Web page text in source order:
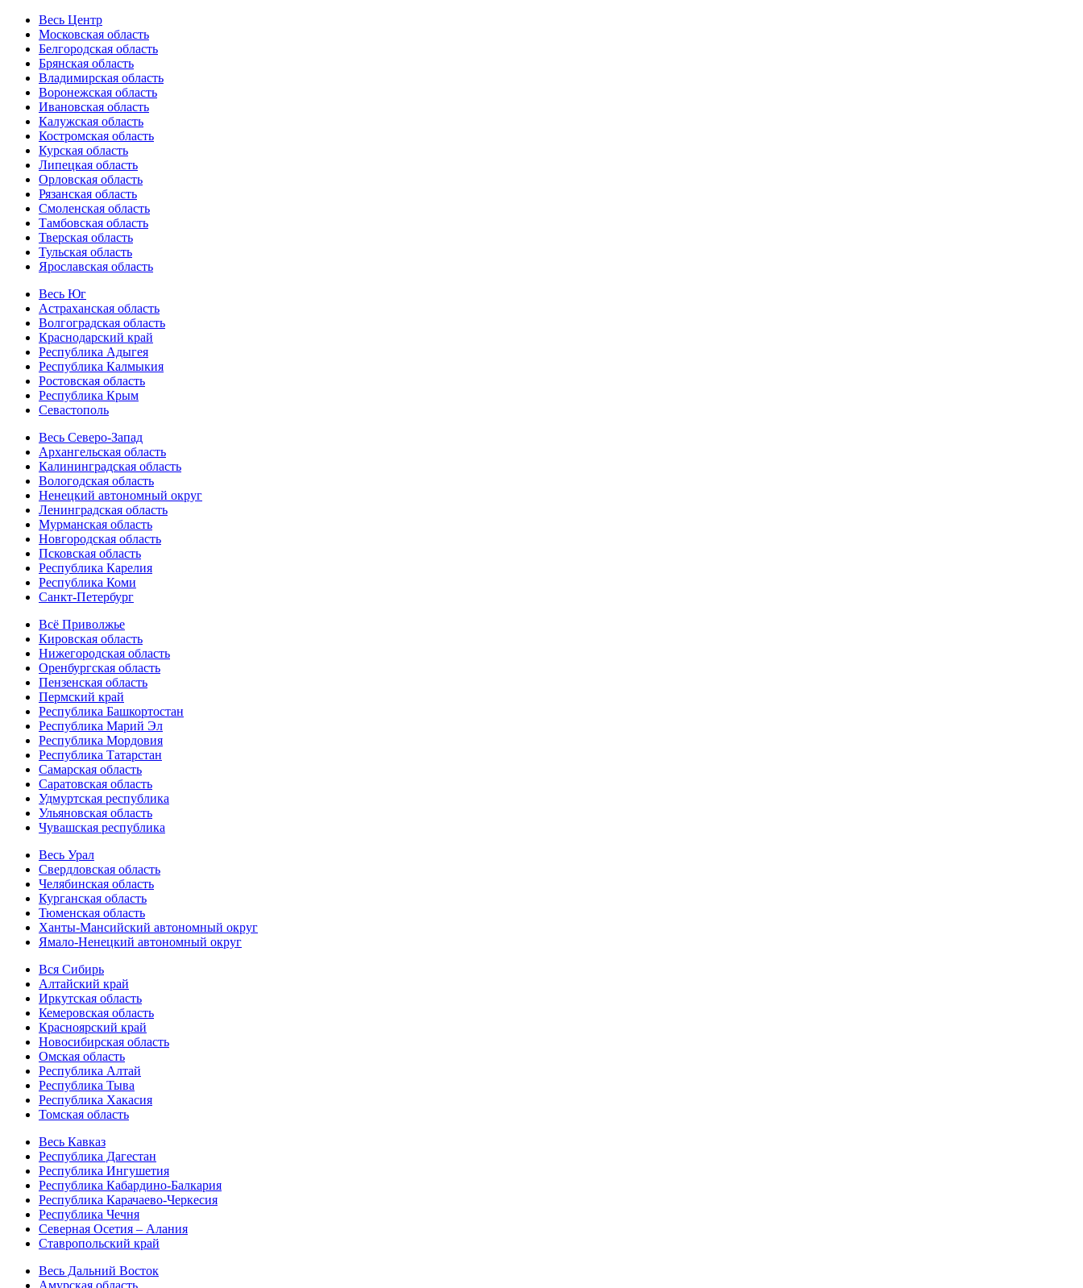
Весь Центр
Московская область
Белгородская область
Брянская область
Владимирская область
Воронежская область
Ивановская область
Калужская область
Костромская область
Курская область
Липецкая область
Орловская область
Рязанская область
Смоленская область
Тамбовская область
Тверская область
Тульская область
Ярославская область
Весь Юг
Астраханская область
Волгоградская область
Краснодарский край
Республика Адыгея
Республика Калмыкия
Ростовская область
Республика Крым
Севастополь
Весь Северо-Запад
Архангельская область
Калининградская область
Вологодская область
Ненецкий автономный округ
Ленинградская область
Мурманская область
Новгородская область
Псковская область
Республика Карелия
Республика Коми
Санкт-Петербург
Всё Приволжье
Кировская область
Нижегородская область
Оренбургская область
Пензенская область
Пермский край
Республика Башкортостан
Республика Марий Эл
Республика Мордовия
Республика Татарстан
Самарская область
Саратовская область
Удмуртская республика
Ульяновская область
Чувашская республика
Весь Урал
Свердловская область
Челябинская область
Курганская область
Тюменская область
Ханты-Мансийский автономный округ
Ямало-Ненецкий автономный округ
Вся Сибирь
Алтайский край
Иркутская область
Кемеровская область
Красноярский край
Новосибирская область
Омская область
Республика Алтай
Республика Тыва
Республика Хакасия
Томская область
Весь Кавказ
Республика Дагестан
Республика Ингушетия
Республика Кабардино-Балкария
Республика Карачаево-Черкесия
Республика Чечня
Северная Осетия – Алания
Ставропольский край
Весь Дальний Восток
Амурская область